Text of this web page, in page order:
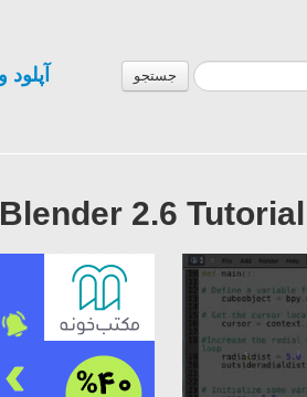
جستجو آپلود
Blender 2.6